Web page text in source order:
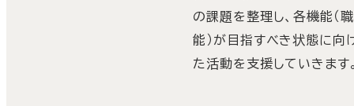
の課題を整理し、各機能（職
能）が目指すべき状態に向
た活動を支援していきます